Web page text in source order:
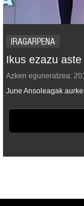
IRAGARPENA
Ikus ezazu
Azken eguneratzea:
June Ansoleagak